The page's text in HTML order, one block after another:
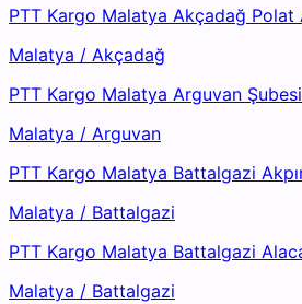
PTT Kargo Malatya Akçadağ Polat
Malatya / Akçadağ
PTT Kargo Malatya Arguvan Şubesi
Malatya / Arguvan
PTT Kargo Malatya Battalgazi
Malatya / Battalgazi
PTT Kargo Malatya Battalgazi
Malatya / Battalgazi